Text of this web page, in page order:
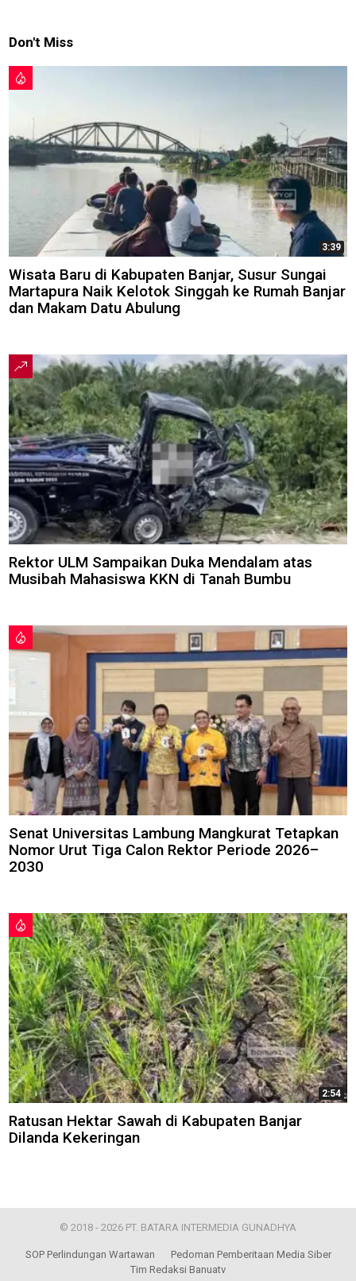
Don't Miss
3:39
Wisata Baru di Kabupaten Banjar, Susur Sungai
Martapura Naik Kelotok Singgah ke Rumah Banjar
dan Makam Datu Abulung
Rektor ULM Sampaikan Duka Mendalam atas
Musibah Mahasiswa KKN di Tanah Bumbu
Senat Universitas Lambung Mangkurat Tetapkan
Nomor Urut Tiga Calon Rektor Periode 2026–
2030
2:54
Ratusan Hektar Sawah di Kabupaten Banjar
Dilanda Kekeringan
© 2018 - 2026 PT. BATARA INTERMEDIA GUNADHYA
SOP Perlindungan Wartawan
Pedoman Pemberitaan Media Siber
Tim Redaksi Banuatv